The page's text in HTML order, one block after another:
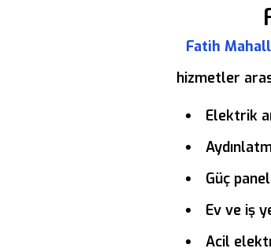
Fatih
hizmetler
Elektrik
Güç
Ev ve iş
Acil